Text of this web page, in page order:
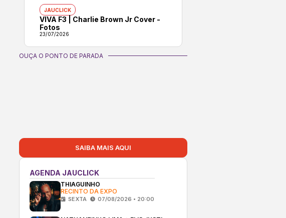
JAUCLICK
VIVA F3 | Charlie Brown Jr Cover -
Fotos
23/07/2026
OUÇA O PONTO DE PARADA
SAIBA MAIS AQUI
AGENDA JAUCLICK
THIAGUINHO
RECINTO DA EXPO
SEXTA 07/08/2026 • 20:00